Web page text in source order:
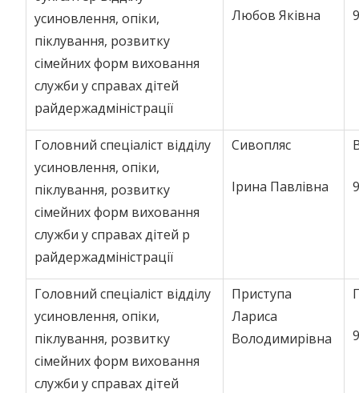
усиновлення, опіки,
піклування, розвитку
сімейних форм виховання
служби у справах дітей
райдержадміністрації
Любов Яківна
Головний спеціаліст відділу
усиновлення, опіки,
піклування, розвитку
сімейних форм виховання
служби у справах дітей р
райдержадміністрації
Сивопляс
Ірина Павлівна
Головний спеціаліст відділу
усиновлення, опіки,
піклування, розвитку
сімейних форм виховання
служби у справах дітей
Приступа
Лариса
Володимирівна